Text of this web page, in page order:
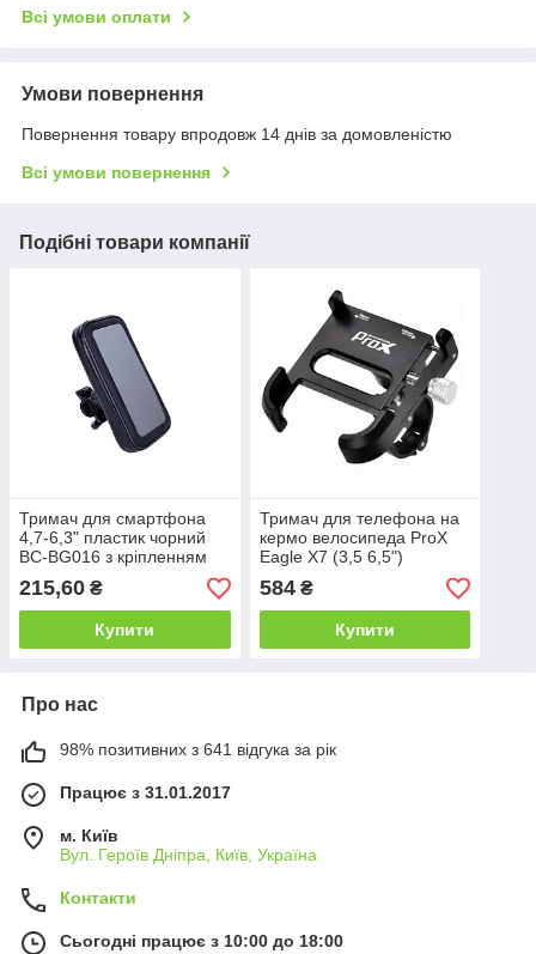
Всі умови оплати
Умови повернення
Повернення товару впродовж 14 днів за домовленістю
Всі умови повернення
Подібні товари компанії
Тримач для смартфона
4,7-6,3" пластик чорний
BC-BG016 з кріпленням
на кермо/винос
215,60 ₴
Купити
Тримач для телефона на
кермо велосипеда ProX
Eagle X7 (3,5 6,5")
алюмінієвий, чорний
584₴
Купити
Про нас
98% позитивних з 641 відгука за рік
Працює з 31.01.2017
м. Київ
Вул. Героїв Дніпра, Київ, Україна
Контакти
Сьогодні працює з 10:00 до 18:00